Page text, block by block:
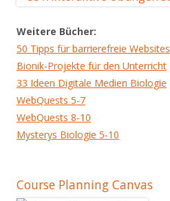
Weitere Bücher:
50 Tipps für barrierefreie Websites
Bionik-Projekte für den Unterricht
33 Ideen Digitale Medien Biologie
WebQuests 5-7
WebQuests 8-10
Mysterys Biologie 5-10
Course Planning Canvas